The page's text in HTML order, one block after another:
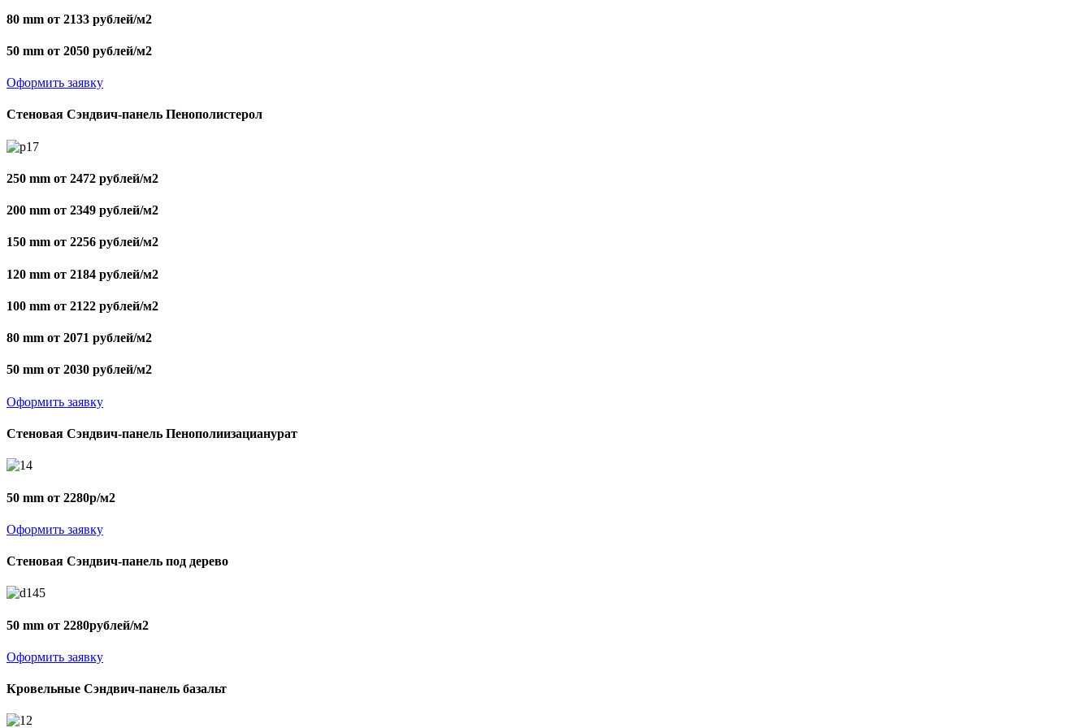
80 mm от 2133 рублей/м2
50 mm от 2050 рублей/м2
Оформить заявку
Стеновая Сэндвич-панель Пенополистерол
250 mm от 2472 рублей/м2
200 mm от 2349 рублей/м2
150 mm от 2256 рублей/м2
120 mm от 2184 рублей/м2
100 mm от 2122 рублей/м2
80 mm от 2071 рублей/м2
50 mm от 2030 рублей/м2
Оформить заявку
Стеновая Сэндвич-панель Пенополиизацианурат
50 mm от 2280р/м2
Оформить заявку
Стеновая Сэндвич-панель под дерево
50 mm от 2280рублей/м2
Оформить заявку
Кровельные Сэндвич-панель базальт